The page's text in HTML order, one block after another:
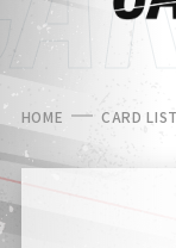
HOME CARD LIST